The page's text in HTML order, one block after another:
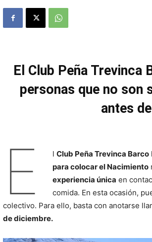
El Club Peña Trevinca
personas que no son
antes
E l Club Peña Trevinca Barco
para colocar el Nacimiento
experiencia única en
comida. En esta ocasión,
colectivo. Para ello, basta con anotarse
de diciembre.